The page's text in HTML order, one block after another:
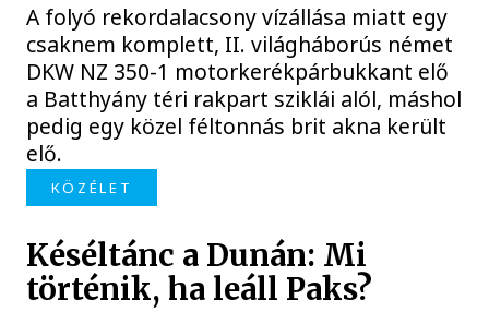
A folyó rekordalacsony vízállása miatt egy
csaknem komplett, II. világháborús német
DKW NZ 350-1 motorkerékpárbukkant elő
a Batthyány téri rakpart sziklái alól, máshol
pedig egy közel féltonnás brit akna került
elő.
KÖZÉLET
Késéltánc a Dunán: Mi
történik, ha leáll Paks?